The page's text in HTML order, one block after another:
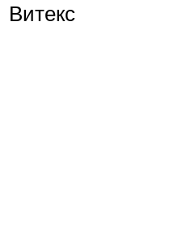
Витекс